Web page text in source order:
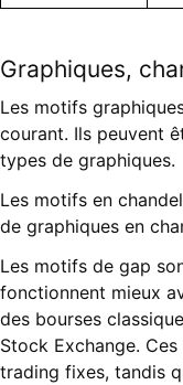
Graphiques,
Les motifs
courant. Ils peuvent
types de graphiques.
Les motifs en
de graphiques en
Les motifs de gap
fonctionnent mieux
des bourses
Stock Exchange.
trading fixes, tandis